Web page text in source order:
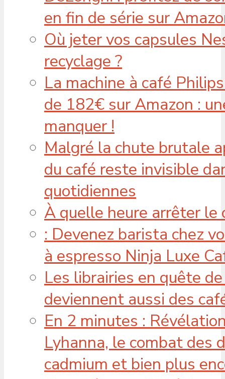
en fin de série sur
Où jeter vos capsules
recyclage ?
La machine à café
de 182€ sur Amazon :
manquer !
Malgré la chute brutale
du café reste invisible
quotidiennes
À quelle heure arrêter le
: Devenez barista chez
à espresso Ninja Luxe
Les librairies en quête
deviennent aussi des
En 2 minutes :
Lyhanna, le combat des
cadmium et bien plus